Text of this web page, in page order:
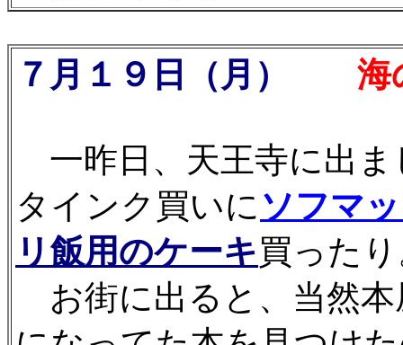
７月１９日（月） 海
一昨日、天王寺に出
タインク買いにソフマ
リ飯用のケーキ買った
お街に出ると、当然